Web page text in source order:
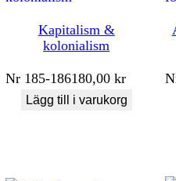
Kapitalism &
kolonialism
Nr 185-186180,00 kr
Lägg till i varukorg